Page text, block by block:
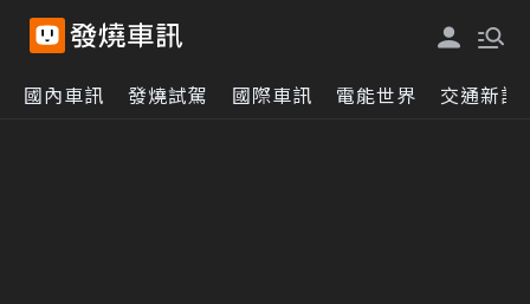
國內車訊 發燒試駕 國際車訊 電能世界 交通新訊